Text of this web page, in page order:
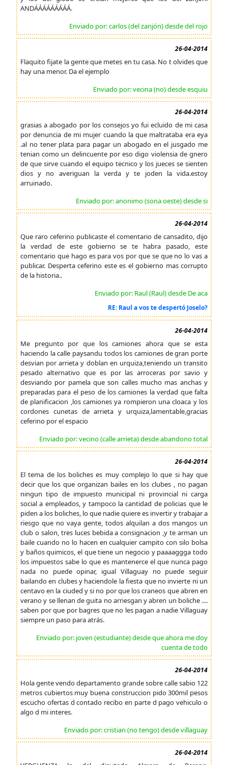
ANDÁÁÁÁÁÁÁÁÁ.
Enviado por: carlos (del zanjón) desde del rojo
26-04-2014
Flaquito fijate la gente que metes en tu casa. No t olvides que
hay una menor. Da el ejemplo
Enviado por: vecina (no) desde esquiu
26-04-2014
grasias a abogado por los consejos yo fui ecluido de mi casa
por denuncia de mi mujer cuando la que maltrataba era eya
.al no tener plata para pagar un abogado en el jusgado me
tenian como un delincuente por eso digo violensia de gnero
de que sirve cuando el equipo tecnico y los jueces se sienten
dios y no averiguan la verda y te joden la vida.estoy
arruinado.
Enviado por: anonimo (sona oeste) desde si
26-04-2014
Que raro ceferino publicaste el comentario de cansadito, dijo
la verdad de este gobierno se te habra pasado, este
comentario que hago es para vos por que se que no lo vas a
publicar. Desperta ceferino este es el gobierno mas corrupto
de la historia..
Enviado por: Raul (Raul) desde De aca
RE: Raul a vos te despertó Joselo?
26-04-2014
Me pregunto por que los camiones ahora que se esta
haciendo la calle paysandu todos los camiones de gran porte
desvian por arrieta y doblan en urquiza,teniendo un transito
pesado alternativo que es por las arroceras por savio y
desviando por pamela que son calles mucho mas anchas y
preparadas para el peso de los camiones la verdad que falta
de planificacion ,los camiones ya rompieron una cloaca y los
cordones cunetas de arrieta y urquiza,lamentable,gracias
ceferino por el espacio
Enviado por: vecino (calle arrieta) desde abandono total
26-04-2014
El tema de los boliches es muy complejo lo que si hay que
decir que los que organizan bailes en los clubes , no pagan
ningun tipo de impuesto municipal ni provincial ni carga
social a empleados, y tampoco la cantidad de policias que le
piden a los boliches, lo que nadie quiere es invertir y trabajar a
riesgo que no vaya gente, todos alquilan a dos mangos un
club o salon, tres luces bebida a consignacion ,y te arman un
baile cuando no lo hacen en cualquier campito con silo bolsa
y baños quimicos, el que tiene un negocio y paaaaggga todo
los impuestos sabe lo que es mantenerce el que nunca pago
nada no puede opinar, igual Villaguay no puede seguir
bailando en clubes y haciendole la fiesta que no invierte ni un
centavo en la ciuded y si no por que los craneos que abren en
verano y se llenan de guita no arriesgan y abren un boliche ....
saben por que por bagres que no les pagan a nadie Villaguay
siempre un paso para atrás.
Enviado por: joven (estudiante) desde que ahora me doy
cuenta de todo
26-04-2014
Hola gente vendo departamento grande sobre calle sabio 122
metros cubiertos muy buena construccion pido 300mil pesos
escucho ofertas d contado recibo en parte d pago vehiculo o
algo d mi interes.
Enviado por: cristian (no tengo) desde villaguay
26-04-2014